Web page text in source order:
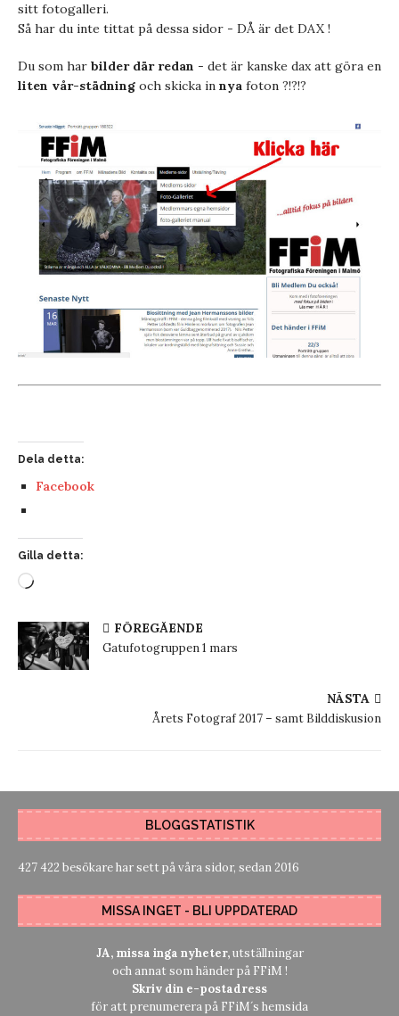
sitt fotogalleri.
Så har du inte tittat på dessa sidor - DÅ är det DAX !
Du som har bilder där redan - det är kanske dax att göra en
liten vår-städning och skicka in nya foton ?!?!?
Dela detta:
Facebook
Gilla detta:
FÖREGÅENDE
Gatufotogruppen 1 mars
NÄSTA
Årets Fotograf 2017 – samt Bilddiskusion
BLOGGSTATISTIK
427 422 besökare har sett på våra sidor, sedan 2016
MISSA INGET - BLI UPPDATERAD
JA, missa inga nyheter,utställningar
och annat som händer på FFiM !
Skriv din e-postadress
för att prenumerera på FFiM´s hemsida